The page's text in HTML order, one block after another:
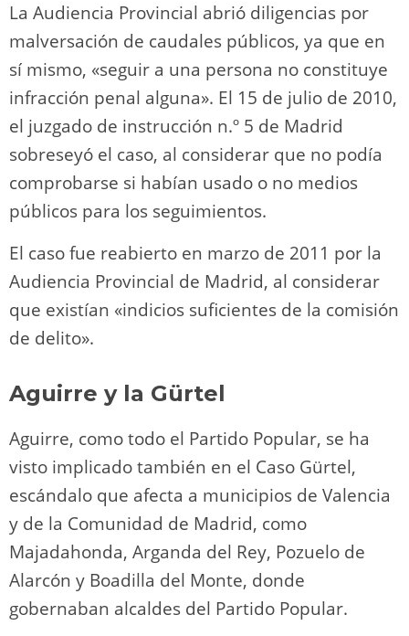
La Audiencia Provincial abrió diligencias por
malversación de caudales públicos, ya que en
sí mismo, «seguir a una persona no constituye
infracción penal alguna». El 15 de julio de 2010,
el juzgado de instrucción n.º 5 de Madrid
sobreseyó el caso, al considerar que no podía
comprobarse si habían usado o no medios
públicos para los seguimientos.
El caso fue reabierto en marzo de 2011 por la
Audiencia Provincial de Madrid, al considerar
que existían «indicios suficientes de la comisión
de delito».
Aguirre y la Gürtel
Aguirre, como todo el Partido Popular, se ha
visto implicado también en el Caso Gürtel,
escándalo que afecta a municipios de Valencia
y de la Comunidad de Madrid, como
Majadahonda, Arganda del Rey, Pozuelo de
Alarcón y Boadilla del Monte, donde
gobernaban alcaldes del Partido Popular.